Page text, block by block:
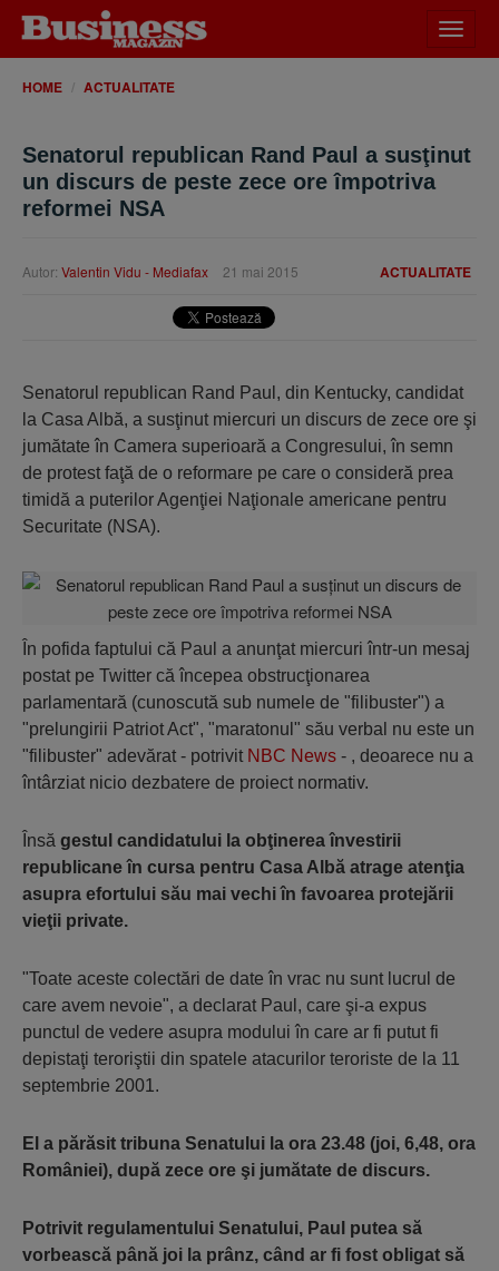
meniu
HOME ACTUALITATE
Senatorul republican Rand Paul a susţinut
un discurs de peste zece ore împotriva
reformei NSA
ACTUALITATE
Autor: Valentin Vidu - Mediafax 21 mai 2015
Senatorul republican Rand Paul, din Kentucky, candidat
la Casa Albă, a susţinut miercuri un discurs de zece ore şi
jumătate în Camera superioară a Congresului, în semn
de protest faţă de o reformare pe care o consideră prea
timidă a puterilor Agenţiei Naţionale americane pentru
Securitate (NSA).
În pofida faptului că Paul a anunţat miercuri într-un mesaj
postat pe Twitter că începea obstrucţionarea
parlamentară (cunoscută sub numele de "filibuster") a
"prelungirii Patriot Act", "maratonul" său verbal nu este un
"filibuster" adevărat - potrivit NBC News - , deoarece nu a
întârziat nicio dezbatere de proiect normativ.
Însă gestul candidatului la obţinerea învestirii
republicane în cursa pentru Casa Albă atrage atenţia
asupra efortului său mai vechi în favoarea protejării
vieţii private.
"Toate aceste colectări de date în vrac nu sunt lucrul de
care avem nevoie", a declarat Paul, care şi-a expus
punctul de vedere asupra modului în care ar fi putut fi
depistaţi teroriştii din spatele atacurilor teroriste de la 11
septembrie 2001.
El a părăsit tribuna Senatului la ora 23.48 (joi, 6,48, ora
României), după zece ore şi jumătate de discurs.
Potrivit regulamentului Senatului, Paul putea să
vorbească până joi la prânz, când ar fi fost obligat să